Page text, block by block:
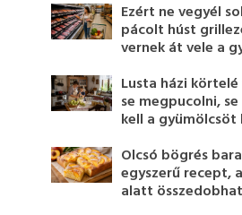
Ezért ne vegyél
pácolt húst
vernek át vele a
Lusta házi
se megpucolni,
kell a gyümölcsöt
Olcsó bögrés
egyszerű recept,
alatt